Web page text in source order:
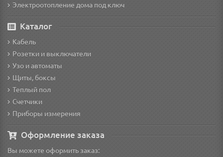
Электроотопление дома под ключ
Каталог
Кабель
Розетки и выключатели
Узо и автоматы
Щиты, боксы
Теплый пол
Счетчики
Приборы измерения
Оформление заказа
Вы можете оформить заказ: